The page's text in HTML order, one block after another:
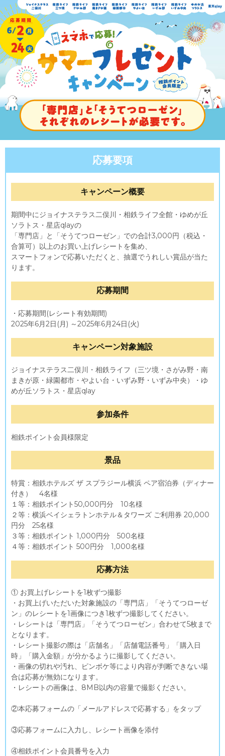
応募要項
キャンペーン概要
期間中にジョイナステラス二俣川・相鉄ライフ全館・ゆめが丘
ソラトス・星店qlayの
「専門店」と「そうてつローゼン」での合計3,000円（税込・
合算可）以上のお買い上げレシートを集め、
スマートフォンで応募いただくと、抽選でうれしい賞品が当た
ります。
応募期間
・応募期間(レシート有効期間)
2025年6月2日(月) ～2025年6月24日(火)
キャンペーン対象施設
ジョイナステラス二俣川・相鉄ライフ（三ツ境・さがみ野・南
まきが原・緑園都市・やよい台・いずみ野・いずみ中央）・ゆ
めが丘ソラトス・星店qlay
参加条件
相鉄ポイント会員様限定
景品
特賞：相鉄ホテルズ ザ スプラジール横浜 ペア宿泊券（ディナー
付き） 4名様
１等：相鉄ポイント50,000円分 10名様
２等：横浜ベイシェラトンホテル＆タワーズ ご利用券 20,000
円分 25名様
３等：相鉄ポイント 1,000円分 500名様
４等：相鉄ポイント 500円分 1,000名様
応募方法
① お買上げレシートを1枚ずつ撮影
・お買上げいただいた対象施設の「専門店」「そうてつローゼ
ン」のレシートを1画像につき1枚ずつ撮影してください。
・レシートは「専門店」「そうてつローゼン」合わせて5枚まで
となります。
・レシート撮影の際は「店舗名」「店舗電話番号」「購入日
時」「購入金額」が分かるように撮影してください。
・画像の切れや汚れ、ピンボケ等により内容が判断できない場
合は応募が無効になります。
・レシートの画像は、8MB以内の容量で撮影ください。
②本応募フォームの「メールアドレスで応募する」をタップ
③応募フォームに入力し、レシート画像を添付
④相鉄ポイント会員番号を入力